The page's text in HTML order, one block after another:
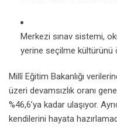
Merkezi sınav sistemi,
yerine seçilme kültürünü
Millî Eğitim Bakanlığı
üzeri devamsızlık oranı
%46,6’ya kadar ulaşıyor.
kendilerini hayata